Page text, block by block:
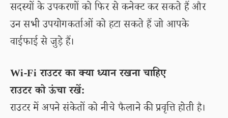
सदस्यों के उपकरणों को फिर से कनेक्ट कर सकते हैं और
उन सभी उपयोगकर्ताओं को हटा सकते हैं जो आपके
वाईफाई से जुड़े हैं।
Wi-Fi राउटर का क्या ध्यान रखना चाहिए
राउटर को ऊंचा रखें:
राउटर में अपने संकेतों को नीचे फैलाने की प्रवृत्ति होती है।